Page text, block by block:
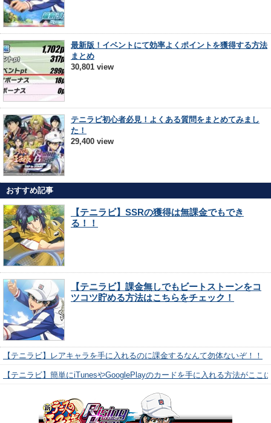
最新版！イベントにて効率よくポイントを獲得する方法
まとめ
30,801 view
テニラビ初心者必見！よくある質問をまとめてみまし
た！
29,400 view
おすすめ記事
【テニラビ】SSRの獲得は無課金でもでき
る！！
【テニラビ】課金無しでもビートストーンをコ
ツコツ貯める方法はこちらをチェック！
【テニラビ】レアキャラを手に入れるのに課金するなんて勿体ないぞ！！
【テニラビ】簡単にiTunesやGooglePlayのカードを手に入れる方法がここ